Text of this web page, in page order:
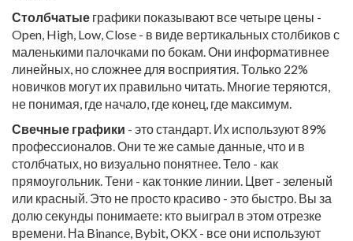
Столбчатые графики показывают все четыре цены -
Open, High, Low, Close - в виде вертикальных столбиков с
маленькими палочками по бокам. Они информативнее
линейных, но сложнее для восприятия. Только 22%
новичков могут их правильно читать. Многие теряются,
не понимая, где начало, где конец, где максимум.
Свечные графики - это стандарт. Их используют 89%
профессионалов. Они те же самые данные, что и в
столбчатых, но визуально понятнее. Тело - как
прямоугольник. Тени - как тонкие линии. Цвет - зеленый
или красный. Это не просто красиво - это быстро. Вы за
долю секунды понимаете: кто выиграл в этом отрезке
времени. На Binance, Bybit, OKX - все они используют